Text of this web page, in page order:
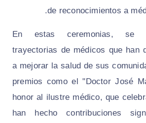
de reconocimientos a
En estas ceremonias, se
trayectorias de médicos que han
a mejorar la salud de sus
premios como el "Doctor José
honor al ilustre médico, que
han hecho contribuciones